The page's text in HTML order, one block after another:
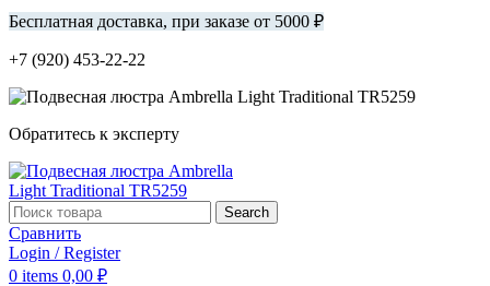
Бесплатная доставка, при заказе от 5000 ₽
+7 (920) 453-22-22
Обратитесь к эксперту
Search
Сравнить
Login / Register
0 items 0,00 ₽